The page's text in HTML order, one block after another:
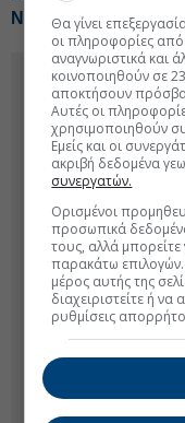
Networx της Κύπρου
Θα γίνει
οι πληροφορίες
αναγνωριστικά και
κοινοποιηθούν σε
αποκτήσουν
Αυτές οι
χρησιμοποιηθούν
Εμείς και οι
ακριβή δεδομένα
συνεργατών.
Ορισμένοι
προσωπικά
τους, αλλά μπορείτε
παρακάτω
μέρος αυτής της
διαχειριστείτε ή να
ρυθμίσεις